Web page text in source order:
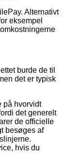
Alternativt
eksempel
burde de til
det er typisk
på hvorvidt
det generelt
de officielle
besøges af
hvis du